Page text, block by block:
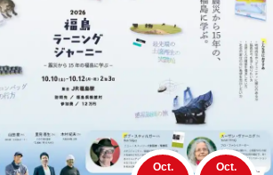
Oct. Oct.